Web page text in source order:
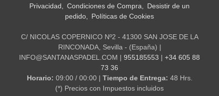
Privacidad
Condiciones de Compra
Desistir de un
pedido
Políticas de Cookies
C/ NICOLAS COPERNICO Nº2 - 41300 SAN JOSE DE LA
RINCONADA, Sevilla - (España) |
INFO@SANTANASPADEL.COM | 955185553 | +34 605 88
73 36
Horario: 09:00 / 00:00 | Tiempo de Entrega: 48 Hrs.
(*) Precios con Impuestos incluidos